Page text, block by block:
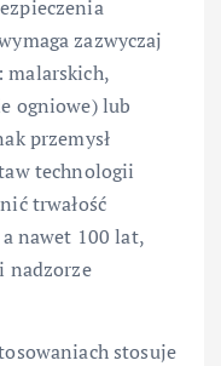
zazwyczaj
malarskich,
ogniowe) lub
przemysł
technologii
trwałość
nawet 100 lat,
nadzorze
stosuje